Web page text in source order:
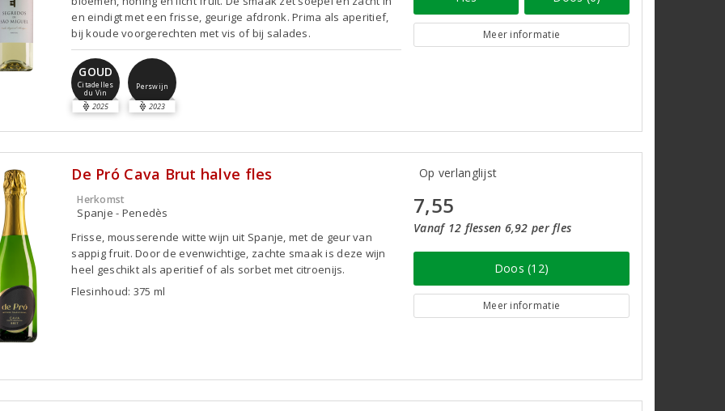
en eindigt met een frisse, geurige afdronk. Prima als aperitief,
bij koude voorgerechten met vis of bij salades.
GOUD
Citadelles
du Vin
2025
Perswijn
2023
Meer informatie
De Pró Cava Brut halve fles
Herkomst
Spanje - Penedès
Frisse, mousserende witte wijn uit Spanje, met de geur van
sappig fruit. Door de evenwichtige, zachte smaak is deze wijn
heel geschikt als aperitief of als sorbet met citroenijs.
Flesinhoud: 375 ml
Op verlanglijst
7,55
Vanaf 12 flessen 6,92 per fles
Doos (12)
Meer informatie